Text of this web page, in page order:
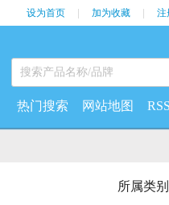
设为首页 加为收藏 注
热门搜索 网站地图 RSS
所属类别